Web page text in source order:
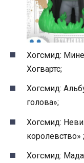
Хогсмид:
Хогвартс;
Хогсмид:
голова»;
Хогсмид:
королевство» ;
Хогсмид: